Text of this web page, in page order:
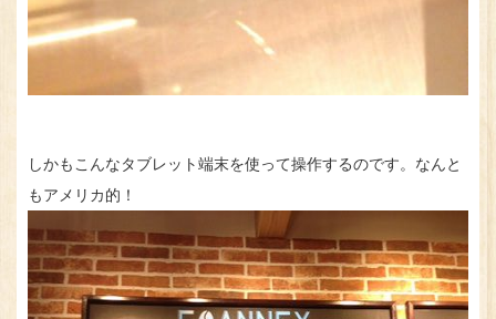
しかもこんなタブレット端末を使って操作するのです。なんと
もアメリカ的！